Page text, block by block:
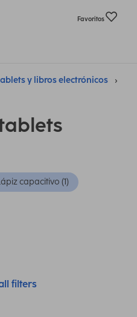
Favoritos
y libros electrónicos
capacitivo (1)
filters